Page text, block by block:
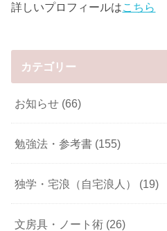
詳しいプロフィールはこちら
カテゴリー
お知らせ (66)
勉強法・参考書 (155)
独学・宅浪（自宅浪人） (19)
文房具・ノート術 (26)